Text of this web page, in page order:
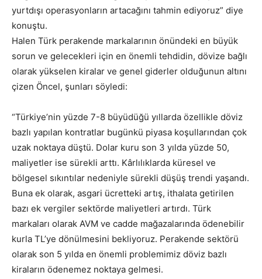
yurtdışı operasyonların artacağını tahmin ediyoruz” diye
konuştu.
Halen Türk perakende markalarının önündeki en büyük
sorun ve gelecekleri için en önemli tehdidin, dövize bağlı
olarak yükselen kiralar ve genel giderler olduğunun altını
çizen Öncel, şunları söyledi:
“Türkiye’nin yüzde 7-8 büyüdüğü yıllarda özellikle döviz
bazlı yapılan kontratlar bugünkü piyasa koşullarından çok
uzak noktaya düştü. Dolar kuru son 3 yılda yüzde 50,
maliyetler ise sürekli arttı. Kârlılıklarda küresel ve
bölgesel sıkıntılar nedeniyle sürekli düşüş trendi yaşandı.
Buna ek olarak, asgari ücretteki artış, ithalata getirilen
bazı ek vergiler sektörde maliyetleri artırdı. Türk
markaları olarak AVM ve cadde mağazalarında ödenebilir
kurla TL’ye dönülmesini bekliyoruz. Perakende sektörü
olarak son 5 yılda en önemli problemimiz döviz bazlı
kiraların ödenemez noktaya gelmesi.